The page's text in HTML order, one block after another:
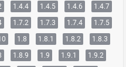
1.4.4 1.4.5 1.4.6
1.4.7
1.7.2 1.7.3 1.7.4
1.7.5
1.8 1.8.1 1.8.2
1.8.3
1.8.9 1.9 1.9.1
1.9.2